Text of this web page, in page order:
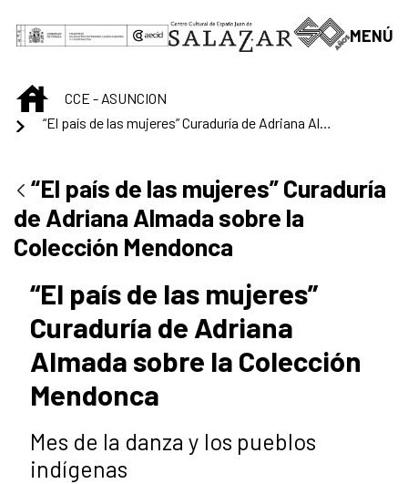
Saltar al contenido principal
MENÚ
INICIOCCE - ASUNCION
“El país de las mujeres” Curaduría
de Adriana Almada sobre la
Colección Mendonca
“El país de las mujeres”
Curaduría de Adriana
Almada sobre la Colección
Mendonca
Mes de la danza y los pueblos
indígenas